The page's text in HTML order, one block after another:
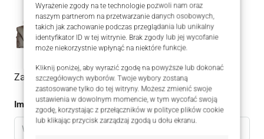
Wyrażenie zgody na te technologie pozwoli nam oraz
naszym partnerom na przetwarzanie danych osobowych,
takich jak zachowanie podczas przeglądania lub unikalny
identyfikator ID w tej witrynie. Brak zgody lub jej wycofanie
może niekorzystnie wpłynąć na niektóre funkcje.
Kliknij poniżej, aby wyrazić zgodę na powyższe lub dokonać
szczegółowych wyborów. Twoje wybory zostaną
zastosowane tylko do tej witryny. Możesz zmienić swoje
ustawienia w dowolnym momencie, w tym wycofać swoją
zgodę, korzystając z przełączników w polityce plików cookie
lub klikając przycisk zarządzaj zgodą u dołu ekranu.
Magdalena Burnicka-Zielińska
+48606754410
WhatsApp
Zadaj pytanie do oferty
Imię